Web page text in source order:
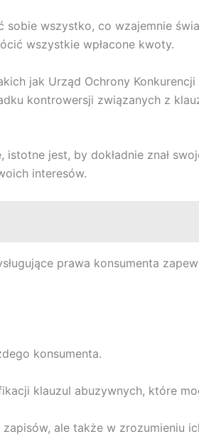
wszystko, co wzajemnie
wszystkie wpłacone kwoty.
jak Urząd Ochrony
kontrowersji związanych z
jest, by dokładnie znał
interesów.
prawa konsumenta
konsumenta.
klauzul abuzywnych, które
ale także w zrozumieniu